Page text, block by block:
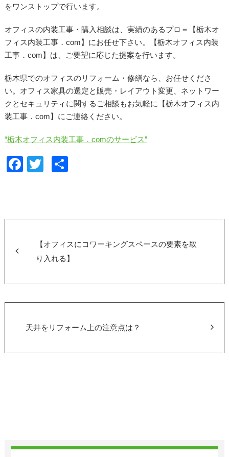
をワンストップで行います。
オフィスの内装工事・購入相談は、実績のあるプロ＝【栃木オ
フィス内装工事．com】にお任せ下さい。【栃木オフィス内装
工事．com】は、ご要望に応じた提案を行います。
栃木県でのオフィスのリフォーム・修繕なら、お任せくださ
い。オフィス家具の選定と販売・レイアウト変更、ネットワー
クとセキュリティに関するご相談もお気軽に【栃木オフィス内
装工事．com】にご連絡ください。
“栃木オフィス内装工事．comのサービス”
F
【オフィスにコワーキングスペースの要素を取
り入れる】
天井をリフォーム上の注意点は？